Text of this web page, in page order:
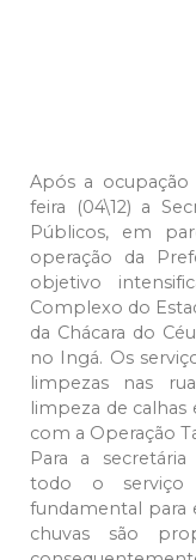
Após a ocupação
feira (04\12) a
Públicos, em
operação da
objetivo
Complexo do
da Chácara do
no Ingá. Os
limpezas nas
limpeza de
com a Operação
Para a secretária
todo o serviço
fundamental para
chuvas são